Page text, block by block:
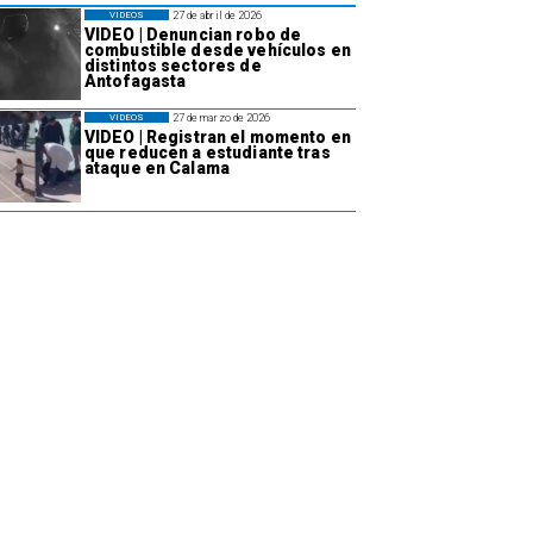
27 de abril de 2026
VIDEO | Denuncian robo de
combustible desde vehículos en
distintos sectores de
Antofagasta
VIDEOS
27 de marzo de 2026
VIDEO | Registran el momento en
que reducen a estudiante tras
ataque en Calama
VIDEOS